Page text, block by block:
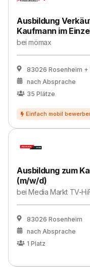
Ausbildung
Kaufmann im
beimömax
83026 Rosenheim +
nach Absprache
35 Plätze
Ausbildung zum
(m/w/d)
beiMedia Markt TV-
83026 Rosenheim
nach Absprache
1 Platz